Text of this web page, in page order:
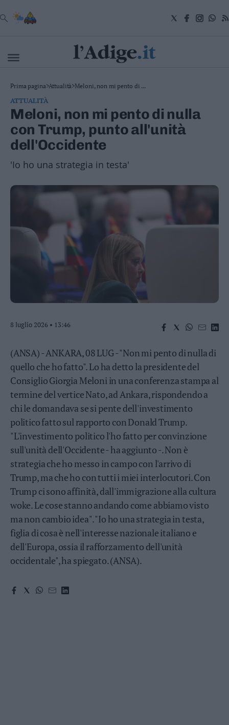
VAI
Cronaca
Attualità
Economia
Cultura
e
Spettacoli
Salute
e
Benessere
Tecnologia
Video
Pergine
–
Basso
–
Ledro
Lavis
–
Rotaliana
Valle
Laghi
Valsugana
–
Primiero
Vallagarina
Sole
Fiemme
–
Giudicarie
–
Prima pagina>Attualità>Meloni, non mi pento di ...
ATTUALITÀ
Meloni, non mi pento di nulla
con Trump, punto all'unità
dell'Occidente
'Io ho una strategia in testa'
8 luglio 2026 • 13:46
(ANSA) - ANKARA, 08 LUG - "Non mi pento di nulla di
quello che ho fatto". Lo ha detto la presidente del
Consiglio Giorgia Meloni in una conferenza stampa al
termine del vertice Nato, ad Ankara, rispondendo a
chi le domandava se si pente dell'investimento
politico fatto sul rapporto con Donald Trump.
"L'investimento politico l'ho fatto per convinzione
sull'unità dell'Occidente - ha aggiunto -. Non è
strategia che ho messo in campo con l'arrivo di
Trump, ma che ho con tutti i miei interlocutori. Con
Trump ci sono affinità, dall'immigrazione alla cultura
woke. Le cose stanno andando come abbiamo visto
ma non cambio idea". "Io ho una strategia in testa,
figlia di cosa è nell'interesse nazionale italiano e
dell'Europa, ossia il rafforzamento dell'unità
occidentale", ha spiegato. (ANSA).